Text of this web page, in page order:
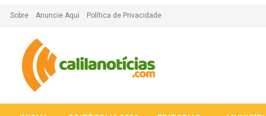
Sobre Anuncie Aqui Política de Privacidade